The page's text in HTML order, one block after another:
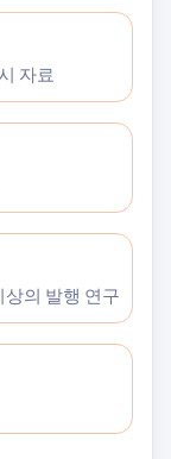
자료
상의 발행 연구